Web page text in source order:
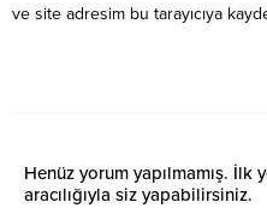
ve site adresim bu tarayıcıya
Henüz yorum yapılmamış. İlk
aracılığıyla siz yapabilirsiniz.